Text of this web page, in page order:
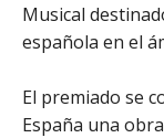
Musical
española en el
El premiado se
España una